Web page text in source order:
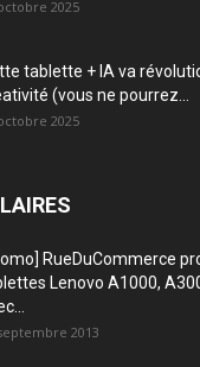
2025
tablette + IA va
(vous ne pourrez...
2025
RueDuCommerce
Lenovo A1000,
2013